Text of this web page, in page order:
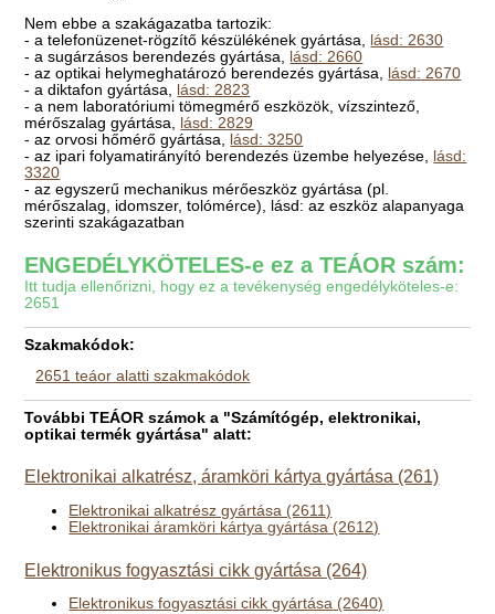
Nem ebbe a szakágazatba tartozik:
- a telefonüzenet-rögzítő készülékének gyártása, lásd: 2630
- a sugárzásos berendezés gyártása, lásd: 2660
- az optikai helymeghatározó berendezés gyártása, lásd: 2670
- a diktafon gyártása, lásd: 2823
- a nem laboratóriumi tömegmérő eszközök, vízszintező,
mérőszalag gyártása, lásd: 2829
- az orvosi hőmérő gyártása, lásd: 3250
- az ipari folyamatirányító berendezés üzembe helyezése, lásd:
3320
- az egyszerű mechanikus mérőeszköz gyártása (pl.
mérőszalag, idomszer, tolómérce), lásd: az eszköz alapanyaga
szerinti szakágazatban
ENGEDÉLYKÖTELES-e ez a TEÁOR szám:
Itt tudja ellenőrizni, hogy ez a tevékenység engedélyköteles-e:
2651
Szakmakódok:
2651 teáor alatti szakmakódok
További TEÁOR számok a "Számítógép, elektronikai,
optikai termék gyártása" alatt:
Elektronikai alkatrész, áramköri kártya gyártása (261)
Elektronikai alkatrész gyártása (2611)
Elektronikai áramköri kártya gyártása (2612)
Elektronikus fogyasztási cikk gyártása (264)
Elektronikus fogyasztási cikk gyártása (2640)